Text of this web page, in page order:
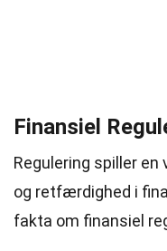
Finansiel
Regulering spiller
og retfærdighed i
fakta om finansiel